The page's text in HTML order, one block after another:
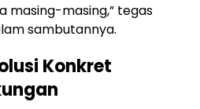
masing-masing,” tegas
sambutannya.
Konkret